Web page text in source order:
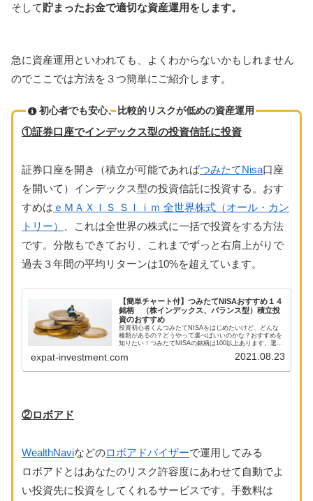
そして貯まったお金で適切な資産運用をします。
急に資産運用といわれても、よくわからないかもしれません
のでここでは方法を３つ簡単にご紹介します。
初心者でも安心、比較的リスクが低めの資産運用
①証券口座でインデックス型の投資信託に投資
証券口座を開き（積立が可能であればつみたてNisa口座
を開いて）インデックス型の投資信託に投資する。おす
すめは ｅＭＡＸＩＳ Ｓｌｉｍ 全世界株式（オール・カン
トリー）
、これは全世界の株式に一括で投資をする方法
です。分散もできており、これまでずっと右肩上がりで
過去３年間の平均リターンは10%を超えています。
【簡単チャート付】つみたてNISAおすすめ１４
銘柄 （株インデックス、バランス型）積立投
資のおすすめ
投資初心者くんつみたてNISAをはじめたいけど、どんな
種類があるの？どうやって選べばいいのかな？おすすめを
知りたい！つみたてNISAの銘柄は100以上あります。選ぶ
すすめ銘柄もご紹介します...
expat-investment.com 2021.08.23
②ロボアド
WealthNaviなどのロボアドバイザーで運用してみる
ロボアドとはあなたのリスク許容度にあわせて自動でよ
い投資先に投資をしてくれるサービスです。手数料は